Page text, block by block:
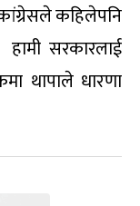
कहिलेपनि
हामी सरकारलाई
थापाले धारणा